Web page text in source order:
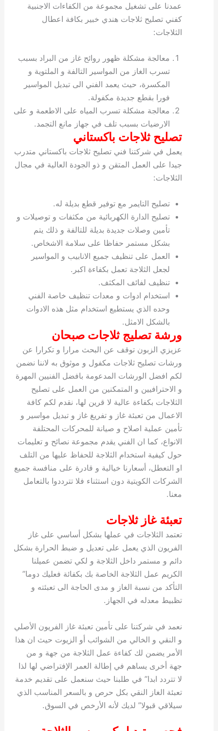
عمدنا على تشغيل مجموعة من الكفاءات الاجنبية
كفني تصليح ثلاجات هندي خبير بكافة اعطال
الثلاجات:
معالجة مشكلة ظهور روائح غاز من البراد بسبب
تسرب الغاز من المواسير التالفة و الملتوية و
المكسرة، حيث يعمد الفني الى تبديل المواسير
فورا بقطع جديدة مكفولة.
معالجة مشكلة تسرب المياه على الاطعمة و على
الارضيات بسبب تلف في جهاز مانع التجمد.
تصليح ثلاجات باكستاني
يعمل في شركتنا فني تصليح ثلاجات باكستاني متدرب
جيدا على العمل المتقن و ذو الجودة العالية في مجال
الثلاجات:
تصليح التايمر مع توفير قطع بديلة له.
تصليح الدارة الكهربائية من مكثفات و توصيلات و
تأمين وصلات جديدة بديلة للتالفة و ذلك يتم
بشكل مستمر حفاظا على سلامة الاشخاص.
العمل على تنظيف جميع الانابيب و المواسير
لجعل الثلاجة تعمل بكفاءة اكبر.
تنظيف لفائف المكثف.
استخدام ادوات و معدات تنظيف خاصة الفني
وحده الذي يستطيع استخدام مثل هذه الادوات
بالشكل الامثل.
ورشة تصليج ثلاجات صبحان
عزيزي الزبون توقف عن البحث مرارا و تكرارا عن
ورشات تصليح ثلاجات مكفول و موثوق به لاننا نضمن
لكم افضل الورشات المدعومة بافضل الفنيين المهرة
و الاحترافيين و المتمكنين من العمل على تصليح
الثلاجات بكفاءة عالية لا قرين لها، نقدم لكم كافة
الاعمال من تعبئة غاز و تفريغ غاز و تبديل مواسير و
تأمين عملية اصلاح و صيانة للمحركات المحتلفة
الانواع، كما ان الفني يقدم مجموعة نصائح و تعليمات
حول كيفية استخدام الثلاجة للحفاظ عليها من التلف
او التعطل، أسعارنا خيالية و قادرة على منافسة جميع
الشركات الكويتية دون استثناء فلا تترددوا بالتعامل
معنا.
تعبئة غاز ثلاجات
تعتمد الثلاجات في عملها بشكل أساسي على غاز
الفريون الذي يعمل على تعديل و ضبط الحرارة بشكل
دائم و مستمر داخل الثلاجة و لكي تضمن عميلنا
الكريم عمل الثلاجة الخاصة بك بكفائة فعليك دوما”
التأكد من نسبة الغاز و مدى الحاجة الى تعبئته و
تظبيط معدله في الجهاز.
نعمد في شركتنا على تأمين تعبئة غاز الفريون الأصلي
و النقي و الخالي من الشوائب أو الزيوت حيث ان هذا
الأمر يضمن لك كفاءة عمل الثلاجة من جهة و من
جهة أخرى يساهم في إطالة العمر الإفتراضي لها لذا
لا تتردد ابدا” في طلبنا حيث سنعمل على تقديم خدمة
تعبئة الغاز النقي بكل حرص و بالسعر المناسب الذي
سيلاقي قبولا” لديك لأنه الأرخص في السوق.